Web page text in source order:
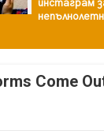
инстаграм
Come